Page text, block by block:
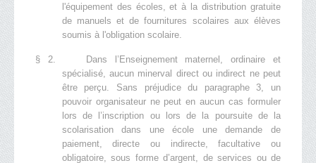
l'équipement des écoles, et à la distribution gratuite
de manuels et de fournitures scolaires aux élèves
soumis à l'obligation scolaire.
§ 2. Dans l’Enseignement maternel, ordinaire et
spécialisé, aucun minerval direct ou indirect ne peut
être perçu. Sans préjudice du paragraphe 3, un
pouvoir organisateur ne peut en aucun cas formuler
lors de l’inscription ou lors de la poursuite de la
scolarisation dans une école une demande de
paiement, directe ou indirecte, facultative ou
obligatoire, sous forme d’argent, de services ou de